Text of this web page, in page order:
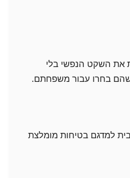
את השקט הנפשי בלי
שהם בחרו עבור משפחתם.
למדגם בטיחות מומלצת